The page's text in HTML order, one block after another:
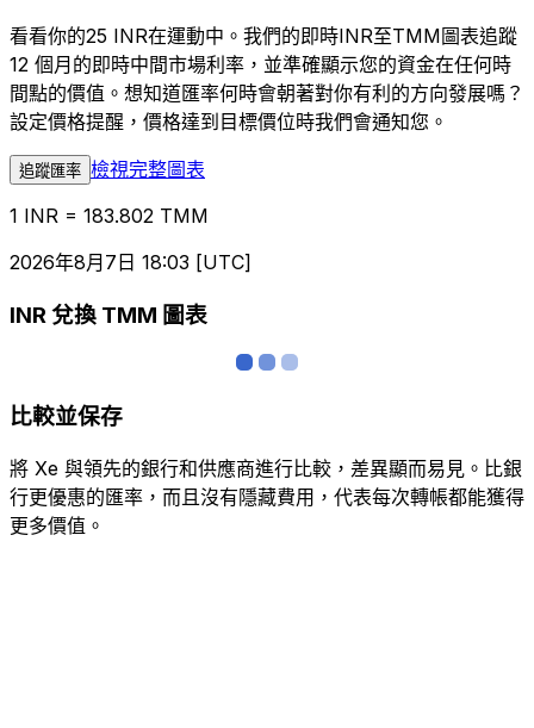
看看你的25 INR在運動中。我們的即時INR至TMM圖表追蹤
12 個月的即時中間市場利率，並準確顯示您的資金在任何時
間點的價值。想知道匯率何時會朝著對你有利的方向發展嗎？
設定價格提醒，價格達到目標價位時我們會通知您。
追蹤匯率 檢視完整圖表
1 INR = 183.802 TMM
2026年8月7日 18:03 [UTC]
INR 兌換 TMM 圖表
比較並保存
將 Xe 與領先的銀行和供應商進行比較，差異顯而易見。比銀
行更優惠的匯率，而且沒有隱藏費用，代表每次轉帳都能獲得
更多價值。